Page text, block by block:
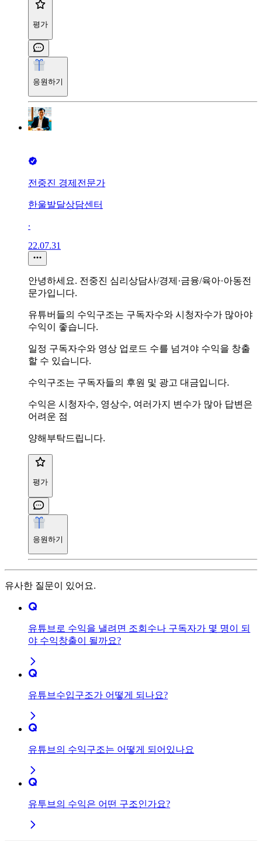
평가
응원하기
전중진 경제전문가
한울발달상담센터
∙
22.07.31
안녕하세요. 전중진 심리상담사/경제·금융/육아·아동전
문가입니다.
유튜버들의 수익구조는 구독자수와 시청자수가 많아야
수익이 좋습니다.
일정 구독자수와 영상 업로드 수를 넘겨야 수익을 창출
할 수 있습니다.
수익구조는 구독자들의 후원 및 광고 대금입니다.
수익은 시청자수, 영상수, 여러가지 변수가 많아 답변은
어려운 점
양해부탁드립니다.
평가
응원하기
유사한 질문이 있어요.
유튜브로 수익을 낼려면 조회수나 구독자가 몇 명이 되
야 수익창출이 될까요?
유튜브수입구조가 어떻게 되나요?
유튜브의 수익구조는 어떻게 되어있나요
유투브의 수익은 어떤 구조인가요?